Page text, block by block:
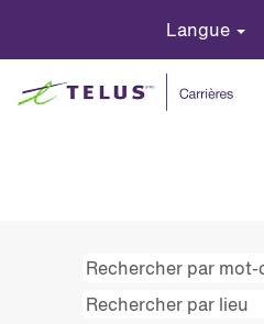
Langue